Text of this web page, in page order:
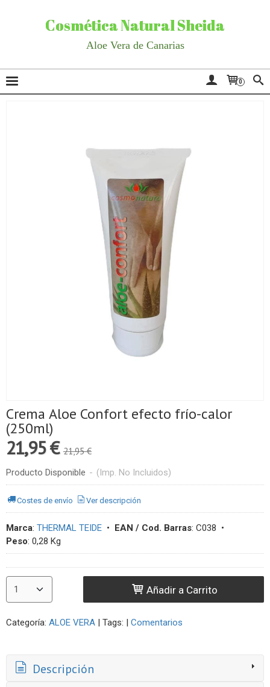
Cosmética Natural Sheida
Aloe Vera de Canarias
0
Crema Aloe Confort efecto frío-calor
(250ml)
21,95 € 21,95 €
Producto Disponible - (Imp. No Incluidos)
Costes de envío Ver descripción
Marca: THERMAL TEIDE • EAN / Cod. Barras: C038 •
Peso: 0,28 Kg
Añadir a Carrito
Categoría: ALOE VERA | Tags: | Comentarios
Descripción